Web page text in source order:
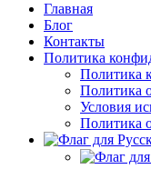
Главная
Блог
Контакты
Политика
Политика
Политика
Условия
Политика